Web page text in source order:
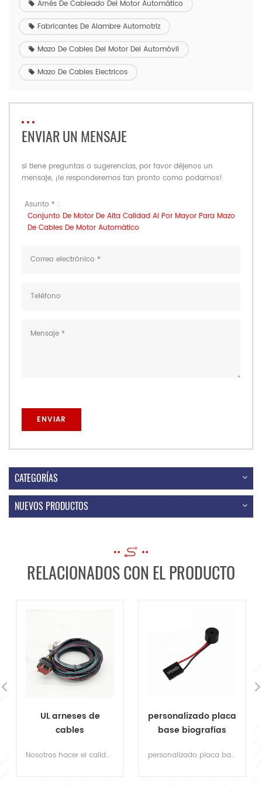
Arnés De Cableado Del Motor Automático
Fabricantes De Alambre Automotriz
Mazo De Cables Del Motor Del Automóvil
Mazo De Cables Electricos
ENVIAR UN MENSAJE
si tiene preguntas o sugerencias, por favor déjenos un
mensaje, ¡le responderemos tan pronto como podamos!
Asunto * :
Conjunto De Motor De Alta Calidad Al Por Mayor Para Mazo
De Cables De Motor Automático
CATEGORÍAS
NUEVOS PRODUCTOS
RELACIONADOS CON EL PRODUCTO
UL arneses de
cables
aprobados paraNosotros hacer el calidad mazos de cables del vehículo que están usando UL reconocidos componentes. dibujo de borrador CAD gratuito basado en su requisitos.
personalizado placa
base biografías
computadora
personalizado placa base biografías poste altavoz 4 pin 2 conector de cable altavoz pequeño timbre timbre del chasis